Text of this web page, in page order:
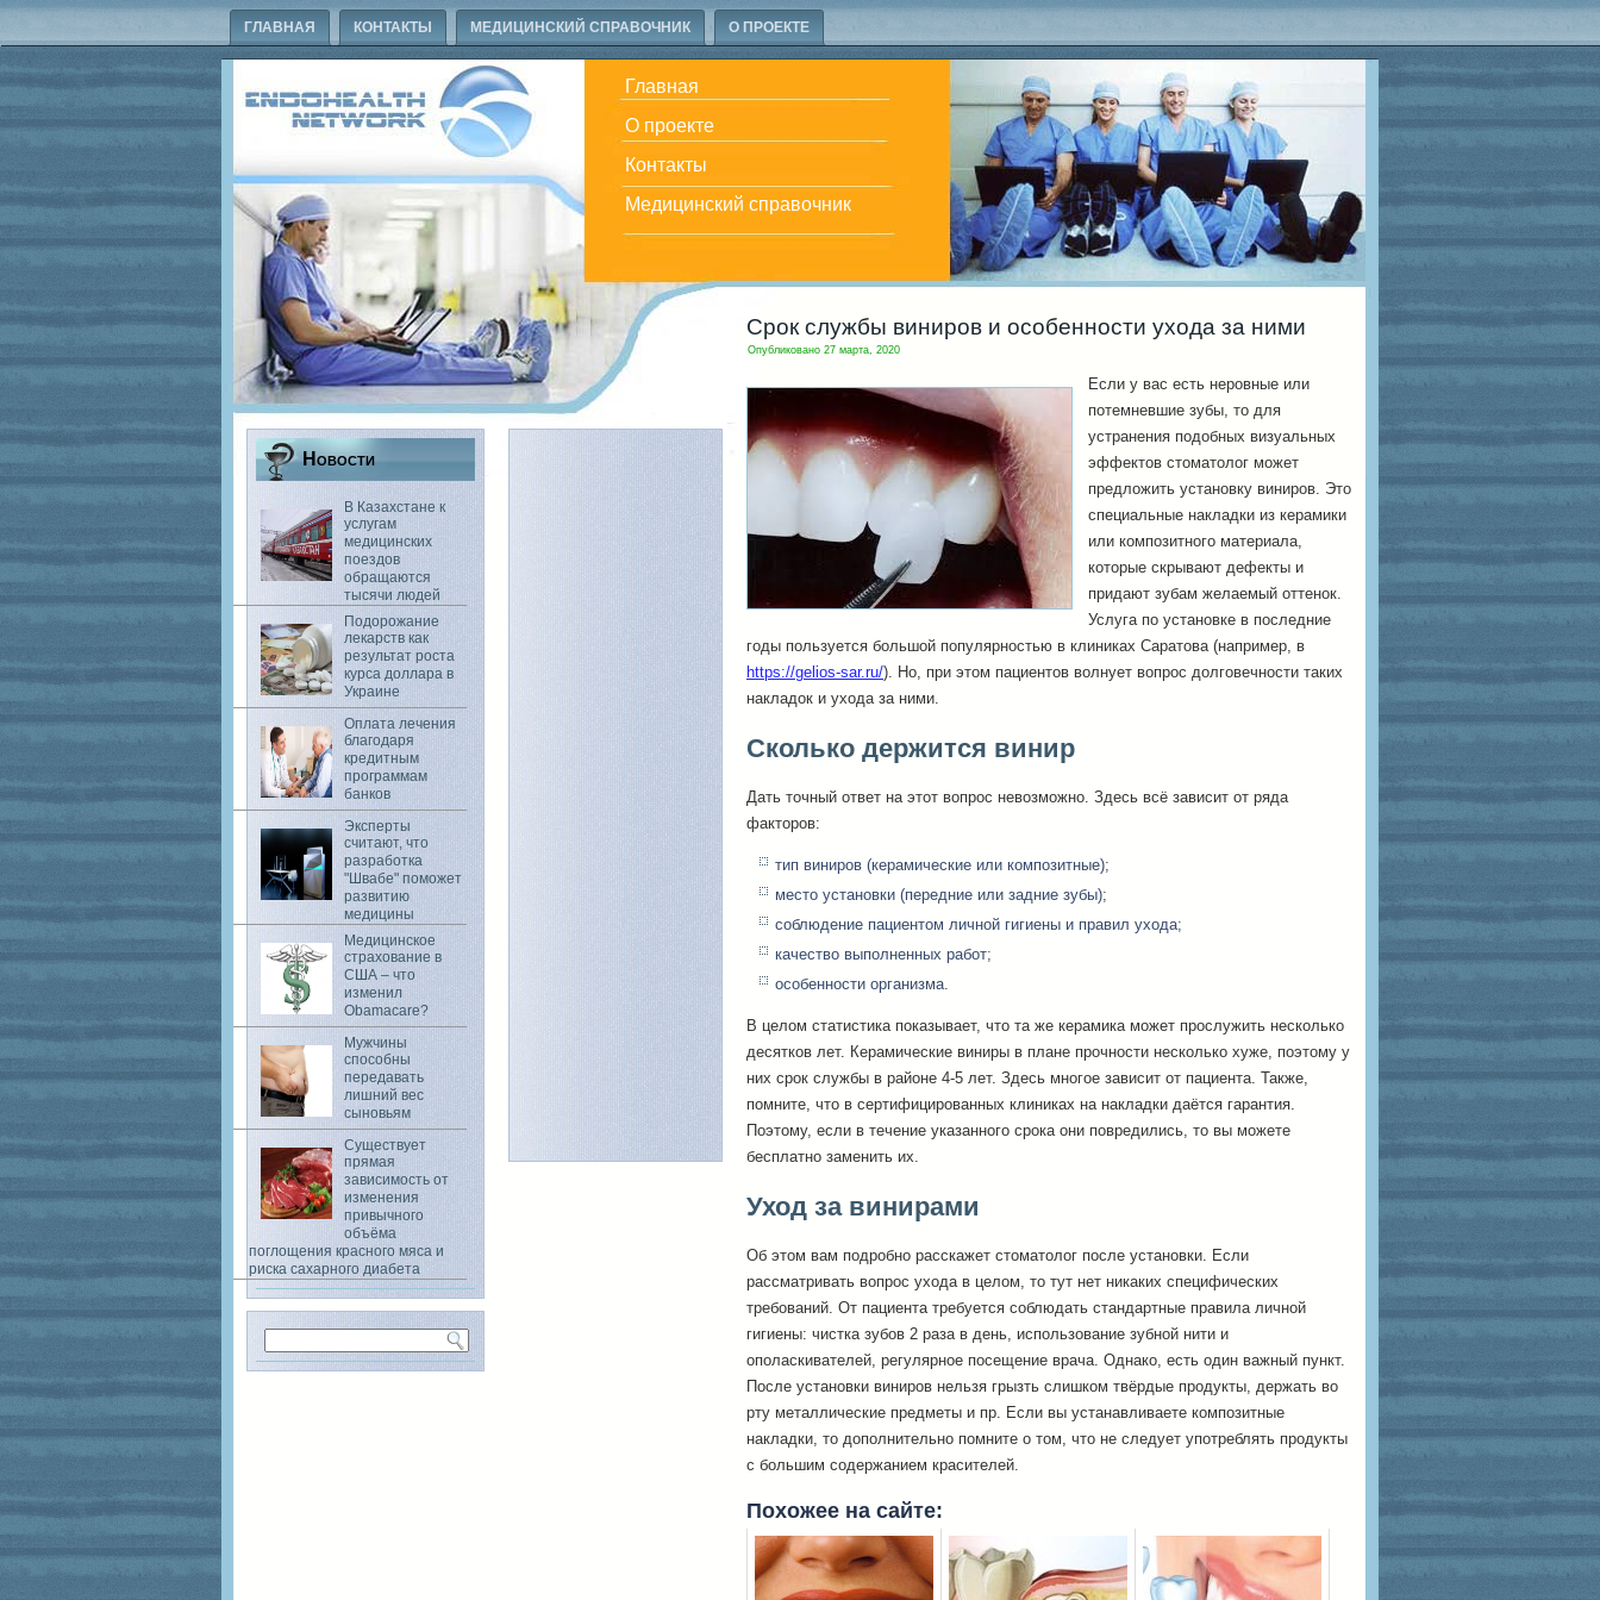
ГЛАВНАЯ КОНТАКТЫ МЕДИЦИНСКИЙ СПРАВОЧНИК О ПРОЕКТЕ
Главная
О проекте
Контакты
Медицинский справочник
Новости
В Казахстане к
услугам
медицинских
поездов
обращаются
тысячи людей
Подорожание
лекарств как
результат роста
курса доллара в
Украине
Оплата лечения
благодаря
кредитным
программам
банков
Эксперты
считают, что
разработка
"Швабе" поможет
развитию
медицины
Медицинское
страхование в
США – что
изменил
Obamacare?
Мужчины
способны
передавать
лишний вес
сыновьям
Существует
прямая
зависимость от
изменения
привычного
объёма
поглощения красного мяса и
риска сахарного диабета
Срок службы виниров и особенности ухода за ними
Опубликовано 27 марта, 2020
Если у вас есть неровные или
потемневшие зубы, то для
устранения подобных визуальных
эффектов стоматолог может
предложить установку виниров. Это
специальные накладки из керамики
или композитного материала,
которые скрывают дефекты и
придают зубам желаемый оттенок.
Услуга по установке в последние
годы пользуется большой популярностью в клиниках Саратова (например, в
https://gelios-sar.ru/). Но, при этом пациентов волнует вопрос долговечности таких
накладок и ухода за ними.
Сколько держится винир
Дать точный ответ на этот вопрос невозможно. Здесь всё зависит от ряда
факторов:
тип виниров (керамические или композитные);
место установки (передние или задние зубы);
соблюдение пациентом личной гигиены и правил ухода;
качество выполненных работ;
особенности организма.
В целом статистика показывает, что та же керамика может прослужить несколько
десятков лет. Керамические виниры в плане прочности несколько хуже, поэтому у
них срок службы в районе 4-5 лет. Здесь многое зависит от пациента. Также,
помните, что в сертифицированных клиниках на накладки даётся гарантия.
Поэтому, если в течение указанного срока они повредились, то вы можете
бесплатно заменить их.
Уход за винирами
Об этом вам подробно расскажет стоматолог после установки. Если
рассматривать вопрос ухода в целом, то тут нет никаких специфических
требований. От пациента требуется соблюдать стандартные правила личной
гигиены: чистка зубов 2 раза в день, использование зубной нити и
ополаскивателей, регулярное посещение врача. Однако, есть один важный пункт.
После установки виниров нельзя грызть слишком твёрдые продукты, держать во
рту металлические предметы и пр. Если вы устанавливаете композитные
накладки, то дополнительно помните о том, что не следует употреблять продукты
с большим содержанием красителей.
Похожее на сайте: